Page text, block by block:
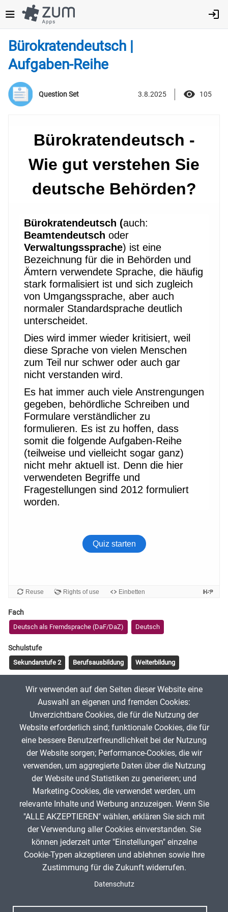
zum
Inhalt
Bürokratendeutsch |
Aufgaben-Reihe
Question Set 3.8.2025 105
Fach
Deutsch als Fremdsprache (DaF/DaZ) Deutsch
Schulstufe
Sekundarstufe 2 Berufsausbildung Weiterbildung
Sprachvarietäten Sprachvarianten
3. August 2025
App melden
ANZEIGE
Spenden
Impressum
Wir verwenden auf den Seiten dieser Website eine
Auswahl an eigenen und fremden Cookies:
Unverzichtbare Cookies, die für die Nutzung der
Website erforderlich sind; funktionale Cookies, die für
eine bessere Benutzerfreundlichkeit bei der Nutzung
der Website sorgen; Performance-Cookies, die wir
verwenden, um aggregierte Daten über die Nutzung
der Website und Statistiken zu generieren; und
Marketing-Cookies, die verwendet werden, um
relevante Inhalte und Werbung anzuzeigen. Wenn Sie
"ALLE AKZEPTIEREN" wählen, erklären Sie sich mit
der Verwendung aller Cookies einverstanden. Sie
können jederzeit unter "Einstellungen" einzelne
Cookie-Typen akzeptieren und ablehnen sowie Ihre
Zustimmung für die Zukunft widerrufen.
Datenschutz